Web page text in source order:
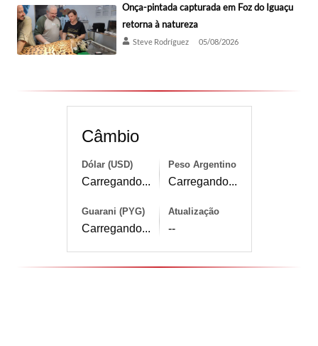
Onça-pintada capturada em Foz do Iguaçu
retorna à natureza
Steve Rodríguez 05/08/2026
Câmbio
Dólar (USD)
Carregando...
Peso Argentino
Carregando...
Guarani (PYG)
Carregando...
Atualização
--